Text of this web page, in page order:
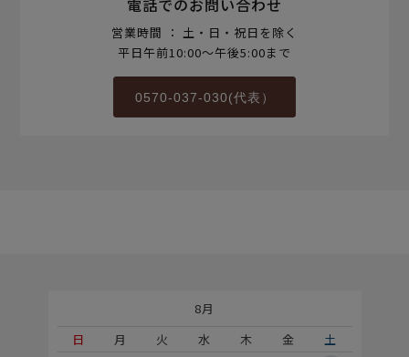
電話でのお問い合わせ
営業時間 ： 土・日・祝日を除く
平日午前10:00～午後5:00まで
0570-037-030(代表）
8月
日
月 火 水 木 金
土